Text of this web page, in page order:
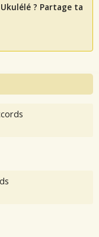
? Partage ta